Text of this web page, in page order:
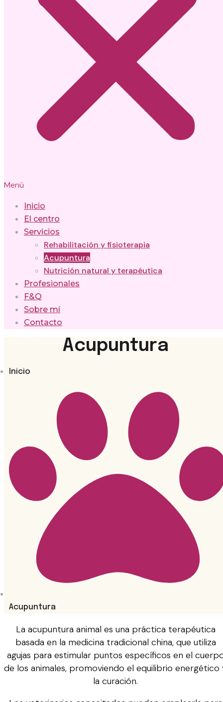
Menú
Inicio
El centro
Servicios
Rehabilitación y fisioterapia
Acupuntura
Nutrición natural y terapéutica
Profesionales
F&Q
Sobre mí
Contacto
Acupuntura
Inicio
Acupuntura
La acupuntura animal es una práctica terapéutica
basada en la medicina tradicional china, que utiliza
agujas para estimular puntos específicos en el
de los animales, promoviendo el equilibrio energético
la curación.